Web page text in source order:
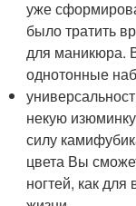
уже
было тратить
для маникюра.
однотонные
некую
силу
цвета Вы
ногтей, как